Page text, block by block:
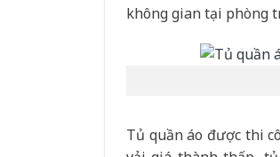
không gian tại phòng
Tủ quần áo được thi